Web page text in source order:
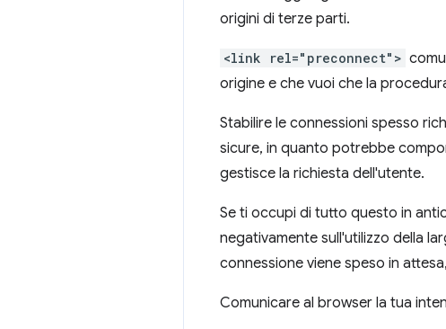
origini di terze parti.
<link rel="preconnect">
origine e che vuoi che la
Stabilire le connessioni spesso
sicure, in quanto potrebbe
gestisce la richiesta dell'utente.
Se ti occupi di tutto questo in
negativamente sull'utilizzo della
connessione viene speso in
Comunicare al browser la tua